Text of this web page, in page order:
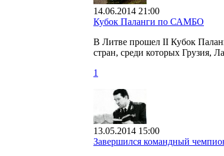
14.06.2014 21:00
Кубок Паланги по САМБО
В Литве прошел II Кубок
стран, среди которых Грузия,
1
13.05.2014 15:00
Завершился командный